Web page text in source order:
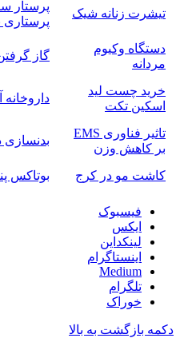
تیشرت زنانه شیک
پرستار
پرستاری
دستگاه وکیوم
مردانه
گاز
خرید چست لید
اسکین تکت
داروخانه
تاثیر فناوری EMS
بر کاهش وزن
بدنسازی
کاشت مو در کرج بوتاکس
فیسبوک
ایکس
لینکداین
اینستاگرام
Medium
تلگرام
خوراک
دکمه بازگشت به بالا